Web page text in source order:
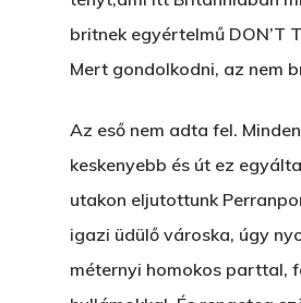
britnek egyértelmű DON’T
Mert gondolkodni, az nem
Az eső nem adta fel.
keskenyebb és út ez
utakon eljutottunk
igazi üdülő városka, úgy
méternyi homokos parttal,